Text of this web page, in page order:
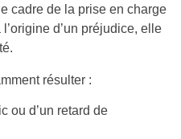
cadre de la prise en charge
d’un préjudice, elle
résulter :
ou d’un retard de